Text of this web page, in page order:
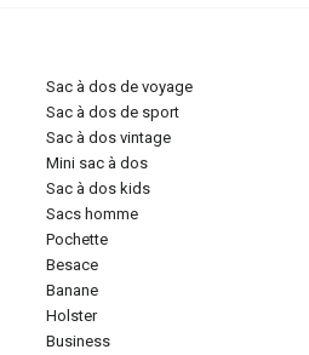
sac à dos de voyage
sac à dos de sport
sac à dos vintage
mini sac à dos
sac à dos kids
sacs homme
pochette
besace
banane
holster
business